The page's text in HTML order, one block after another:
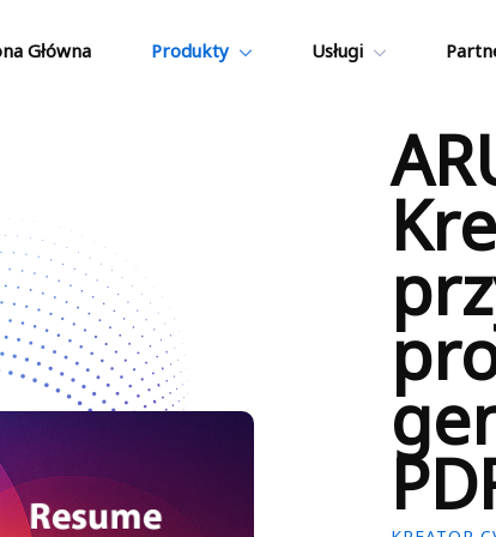
Główna Produkty Usługi